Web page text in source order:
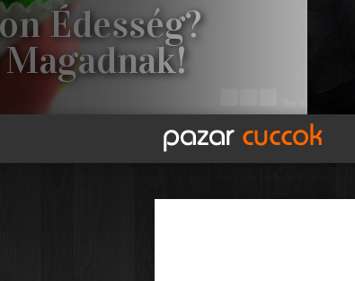
Édesség?
IGAZÁN, MIVEL A CHEFJET-
EGY HÁROMDIMENZIÓS
UGYANAZON AZ ELVEN...